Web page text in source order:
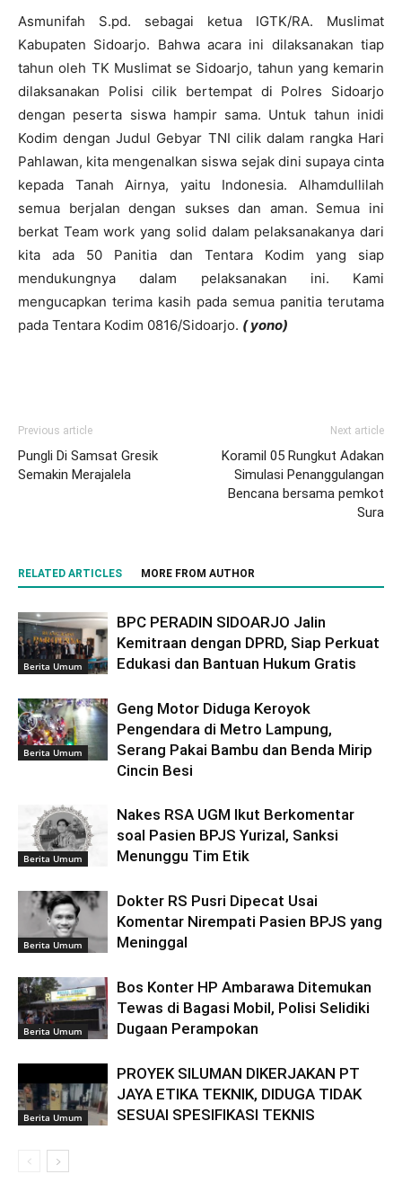
Asmunifah S.pd. sebagai ketua IGTK/RA. Muslimat
Kabupaten Sidoarjo. Bahwa acara ini dilaksanakan tiap
tahun oleh TK Muslimat se Sidoarjo, tahun yang kemarin
dilaksanakan Polisi cilik bertempat di Polres Sidoarjo
dengan peserta siswa hampir sama. Untuk tahun inidi
Kodim dengan Judul Gebyar TNI cilik dalam rangka Hari
Pahlawan, kita mengenalkan siswa sejak dini supaya cinta
kepada Tanah Airnya, yaitu Indonesia. Alhamdullilah
semua berjalan dengan sukses dan aman. Semua ini
berkat Team work yang solid dalam pelaksanakanya dari
kita ada 50 Panitia dan Tentara Kodim yang siap
mendukungnya dalam pelaksanakan ini. Kami
mengucapkan terima kasih pada semua panitia terutama
pada Tentara Kodim 0816/Sidoarjo. ( yono)
Previous article
Pungli Di Samsat Gresik
Semakin Merajalela
Next article
Koramil 05 Rungkut Adakan
Simulasi Penanggulangan
Bencana bersama pemkot
Sura
RELATED ARTICLES MORE FROM AUTHOR
Berita Umum
BPC PERADIN SIDOARJO Jalin
Kemitraan dengan DPRD, Siap Perkuat
Edukasi dan Bantuan Hukum Gratis
Berita Umum
Geng Motor Diduga Keroyok
Pengendara di Metro Lampung,
Serang Pakai Bambu dan Benda Mirip
Cincin Besi
Berita Umum
Nakes RSA UGM Ikut Berkomentar
soal Pasien BPJS Yurizal, Sanksi
Menunggu Tim Etik
Berita Umum
Dokter RS Pusri Dipecat Usai
Komentar Nirempati Pasien BPJS yang
Meninggal
Berita Umum
Bos Konter HP Ambarawa Ditemukan
Tewas di Bagasi Mobil, Polisi Selidiki
Dugaan Perampokan
Berita Umum
PROYEK SILUMAN DIKERJAKAN PT
JAYA ETIKA TEKNIK, DIDUGA TIDAK
SESUAI SPESIFIKASI TEKNIS